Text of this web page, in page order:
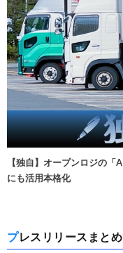
【独自】オープンロジの
にも活用本格化
プレスリリースまと